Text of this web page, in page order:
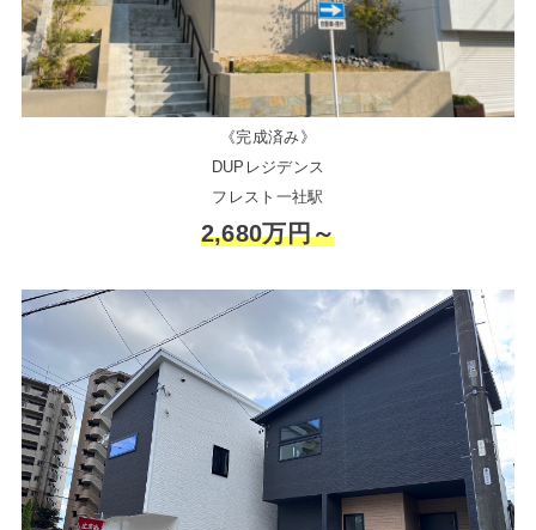
《完成済み》
DUPレジデンス
フレスト一社駅
2,680万円～